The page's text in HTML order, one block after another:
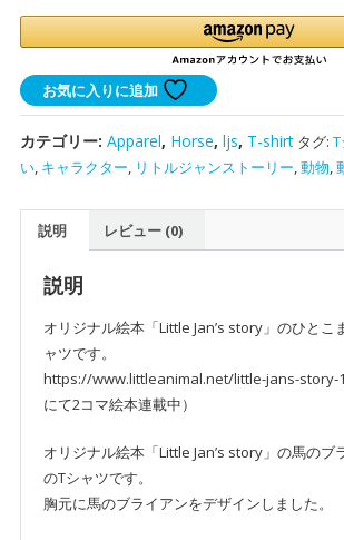
い
馬
の
ワ
ド
T
シ
お気に入りに追加
カテゴリー: Apparel, Horse, ljs, T-shirt タグ:
い, キャラクター, リトルジャンストーリー,動物,
説明 レビュー (0)
説明
オリジナル絵本「Little Jan’s story」のひとこ
ャツです。
https://www.littleanimal.net/little-jans-story-
にて2コマ絵本連載中）
オリジナル絵本「Little Jan’s story」の馬のブ
のTシャツです。
胸元に馬のブライアンをデザインしました。